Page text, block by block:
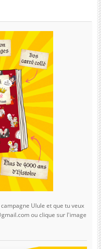
Ulule et que tu veux
ou clique sur l'image